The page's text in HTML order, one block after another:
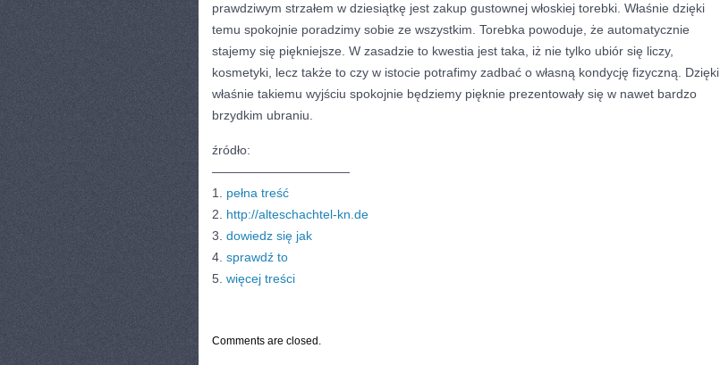
prawdziwym strzałem w dziesiątkę jest zakup gustownej włoskiej torebki. Właśnie dzięki
temu spokojnie poradzimy sobie ze wszystkim. Torebka powoduje, że automatycznie
stajemy się piękniejsze. W zasadzie to kwestia jest taka, iż nie tylko ubiór się liczy,
kosmetyki, lecz także to czy w istocie potrafimy zadbać o własną kondycję fizyczną. Dzięki
właśnie takiemu wyjściu spokojnie będziemy pięknie prezentowały się w nawet bardzo
brzydkim ubraniu.
źródło:
———————————
1. pełna treść
2. http://alteschachtel-kn.de
3. dowiedz się jak
4. sprawdź to
5. więcej treści
Comments are closed.